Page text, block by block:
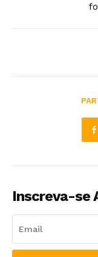
Inscreva-se